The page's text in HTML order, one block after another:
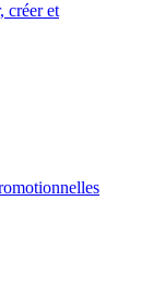
créer et